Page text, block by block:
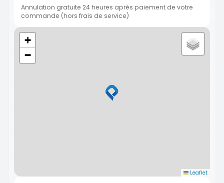
Annulation gratuite 24 heures après paiement de votre
commande (hors frais de service)
+
−
Leaflet